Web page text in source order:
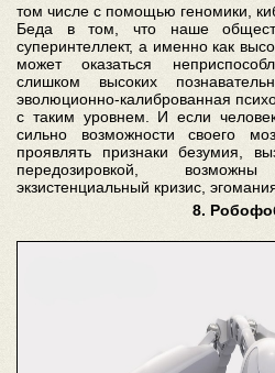
том числе с помощью геномики,
Беда в том, что наше
суперинтеллект, а именно как
может оказаться
слишком высоких
эволюционно-калиброванная
с таким уровнем. И если
сильно возможности своего
проявлять признаки безумия,
передозировкой,
экзистенциальный кризис,
8.